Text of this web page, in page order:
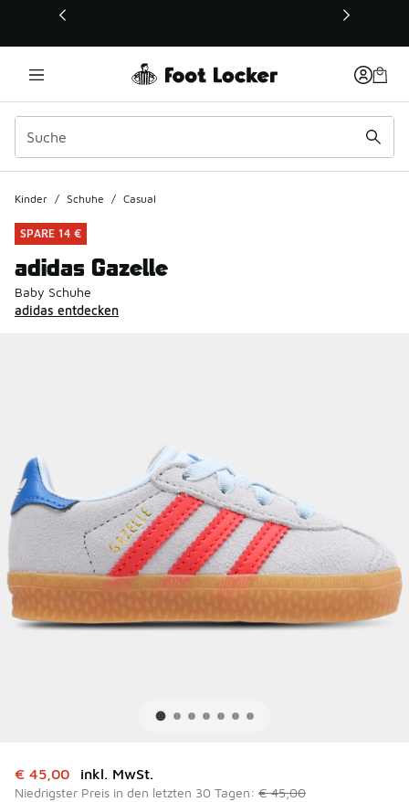
Dieser Link öffnet sich in einem neuen Fenster
Kinder / Schuhe / Casual
SPARE 14 €
adidas Gazelle
Baby Schuhe
adidas entdecken
Dieser Artikel ist im Sale. Der Preis ist von auf € 45,00
€ 45,00 inkl. MwSt.
Niedrigster Preis in den letzten 30 Tagen: € 45,00